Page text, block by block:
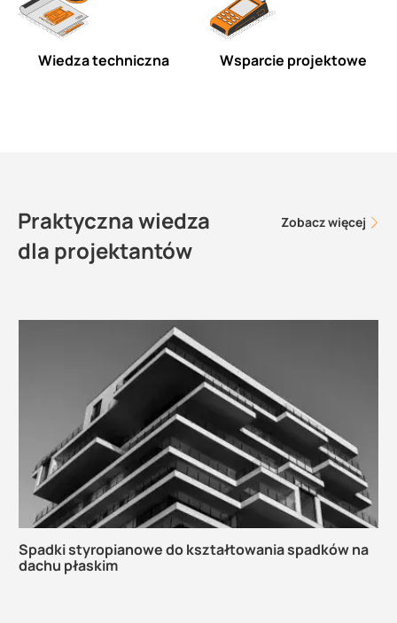
Wiedza techniczna Wsparcie projektowe
Praktyczna wiedza
dla projektantów
Zobacz więcej
Spadki styropianowe do kształtowania spadków na
dachu płaskim